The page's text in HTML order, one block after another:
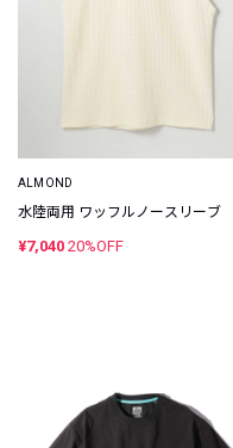
ALMOND
水陸両用 ワッフルノースリーブ
¥7,040 20%OFF